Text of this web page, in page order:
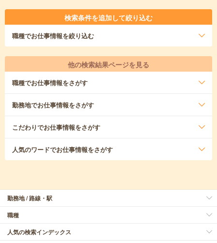
検索条件を追加して絞り込む
職種でお仕事情報を絞り込む
他の検索結果ページを見る
職種でお仕事情報をさがす
勤務地でお仕事情報をさがす
こだわりでお仕事情報をさがす
人気のワードでお仕事情報をさがす
勤務地 / 路線・駅
職種
人気の検索インデックス